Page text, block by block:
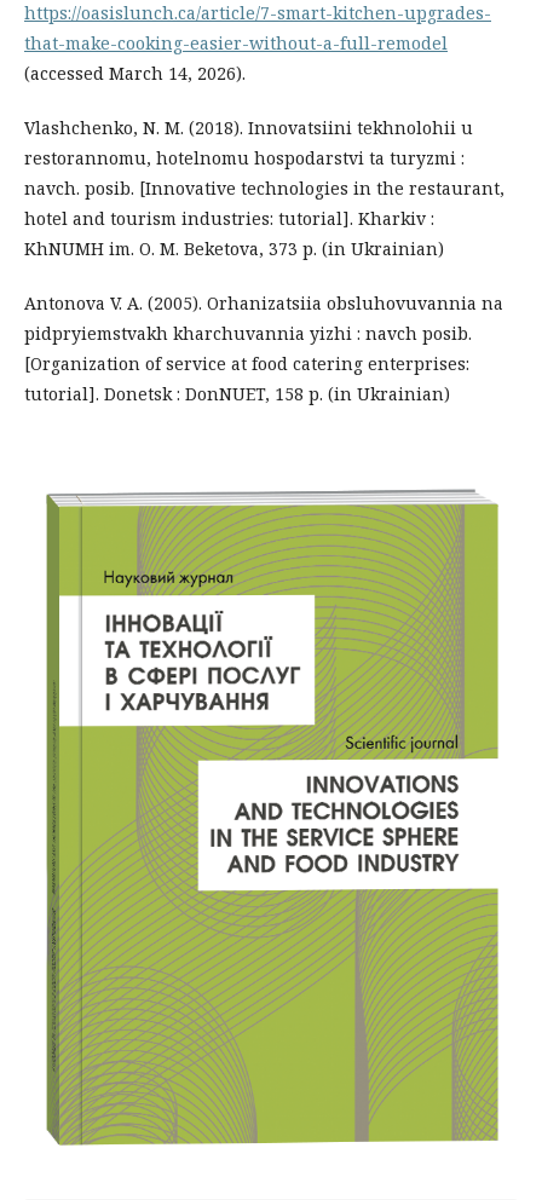
https://oasislunch.ca/article/7-smart-kitchen-upgrades-
that-make-cooking-easier-without-a-full-remodel
(accessed March 14, 2026).
Vlashchenko, N. M. (2018). Innovatsiini tekhnolohii u
restorannomu, hotelnomu hospodarstvi ta turyzmi :
navch. posib. [Innovative technologies in the restaurant,
hotel and tourism industries: tutorial]. Kharkiv :
KhNUMH im. O. M. Beketova, 373 р. (in Ukrainian)
Antonova V. A. (2005). Orhanizatsiia obsluhovuvannia na
pidpryiemstvakh kharchuvannia yizhi : navch posib.
[Organization of service at food catering enterprises:
tutorial]. Donetsk : DonNUET, 158 р. (in Ukrainian)